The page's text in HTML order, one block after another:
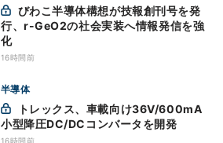
行、r-GeO2の社会実装へ情報発信を強
化
16時間前
半導体
小型降圧DC/DCコンバータを開発
16時間前